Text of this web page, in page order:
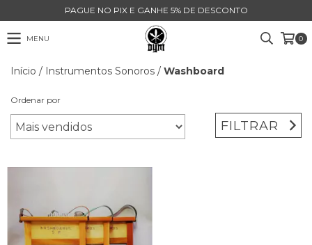
PAGUE NO PIX E GANHE 5% DE DESCONTO
MENU 0
Início / Instrumentos Sonoros / Washboard
Ordenar por
FILTRAR